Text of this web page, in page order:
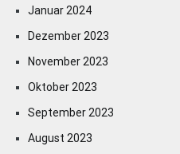
Januar 2024
Dezember 2023
November 2023
Oktober 2023
September 2023
August 2023